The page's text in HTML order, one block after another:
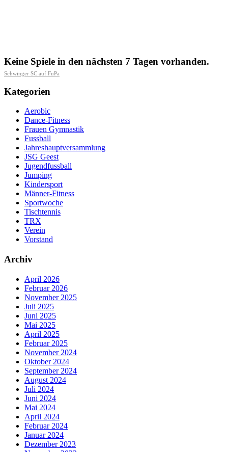
Keine Spiele in den nächsten 7 Tagen vorhanden.
Schwinger SC auf FuPa
Kategorien
Aerobic
Dance-Fitness
Frauen Gymnastik
Fussball
Jahreshauptversammlung
JSG Geest
Jugendfussball
Jumping
Kindersport
Männer-Fitness
Sportwoche
Tischtennis
TRX
Verein
Vorstand
Archiv
April 2026
Februar 2026
November 2025
Juli 2025
Juni 2025
Mai 2025
April 2025
Februar 2025
November 2024
Oktober 2024
September 2024
August 2024
Juli 2024
Juni 2024
Mai 2024
April 2024
Februar 2024
Januar 2024
Dezember 2023